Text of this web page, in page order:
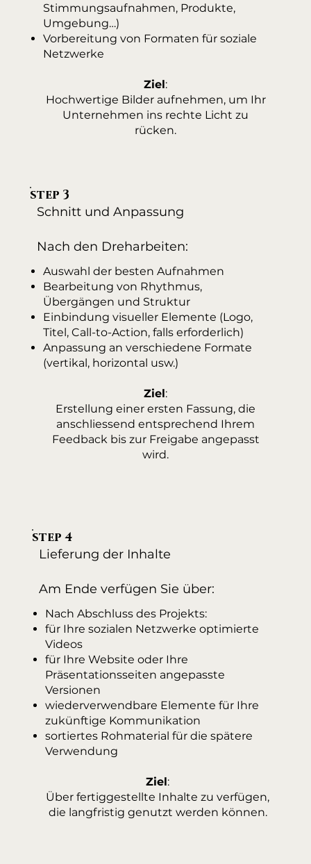
step 4
Lieferung der Inhalte
Am Ende verfügen Sie über:
Nach Abschluss des Projekts:
für Ihre sozialen Netzwerke optimierte
Videos
für Ihre Website oder Ihre
Präsentationsseiten angepasste
Versionen
wiederverwendbare Elemente für Ihre
zukünftige Kommunikation
sortiertes Rohmaterial für die spätere
Verwendung
Ziel:
Über fertiggestellte Inhalte zu verfügen,
die langfristig genutzt werden können.
Stimmungsaufnahmen, Produkte,
Umgebung…)
Vorbereitung von Formaten für soziale
Netzwerke
Ziel:
Hochwertige Bilder aufnehmen, um Ihr
Unternehmen ins rechte Licht zu
rücken.
step 3
Schnitt und Anpassung
Nach den Dreharbeiten:
Auswahl der besten Aufnahmen
Bearbeitung von Rhythmus,
Übergängen und Struktur
Einbindung visueller Elemente (Logo,
Titel, Call-to-Action, falls erforderlich)
Anpassung an verschiedene Formate
(vertikal, horizontal usw.)
Ziel:
Erstellung einer ersten Fassung, die
anschliessend entsprechend Ihrem
Feedback bis zur Freigabe angepasst
wird.